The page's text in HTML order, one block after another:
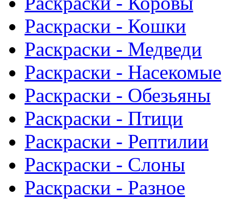
Раскраски - Кошки
Раскраски - Медведи
Раскраски - Насекомые
Раскраски - Обезьяны
Раскраски - Птици
Раскраски - Рептилии
Раскраски - Слоны
Раскраски - Разное